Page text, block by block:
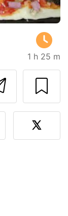
1 h 25 m
o autor